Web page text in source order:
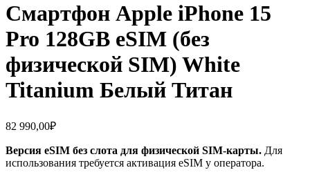
Смартфон Apple iPhone 15
Pro 128GB eSIM (без
физической SIM) White
Titanium Белый Титан
82 990,00₽
Версия eSIM без слота для физической SIM-карты. Для
использования требуется активация eSIM у оператора.